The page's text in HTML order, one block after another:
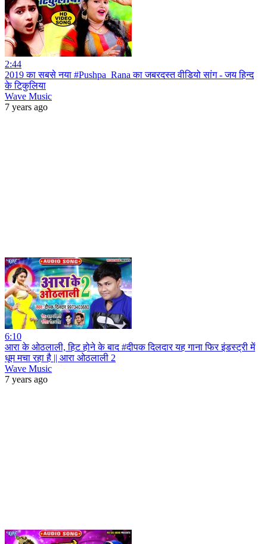
2:44
2019 का सबसे नया #Pushpa_Rana का जबरदस्त वीडियो सांग - जय हिन्द
के टिकुलिया
Wave Music
7 years ago
6:10
आरा के ओठलाली, हिट होने के बाद #दीपक दिलदार यह गाना फिर इंडस्ट्री में
धूम मचा रहा है || आरा ओठलाली 2
Wave Music
7 years ago